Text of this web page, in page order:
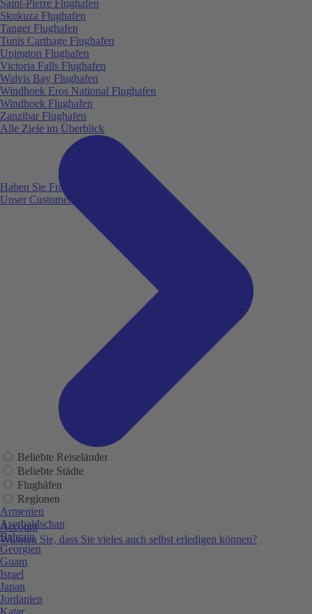
Haben Sie Fragen?
Unser Customer Service ist für Sie da!
Account
Wussten Sie, dass Sie vieles auch selbst erledigen können?
Saint-Pierre Flughafen
Skukuza Flughafen
Tanger Flughafen
Tunis Carthage Flughafen
Upington Flughafen
Victoria Falls Flughafen
Walvis Bay Flughafen
Windhoek Eros National Flughafen
Windhoek Flughafen
Zanzibar Flughafen
Alle Ziele im Überblick
Beliebte Reiseländer
Beliebte Städte
Flughäfen
Regionen
Armenien
Aserbaidschan
Bahrain
Georgien
Guam
Israel
Japan
Jordanien
Katar